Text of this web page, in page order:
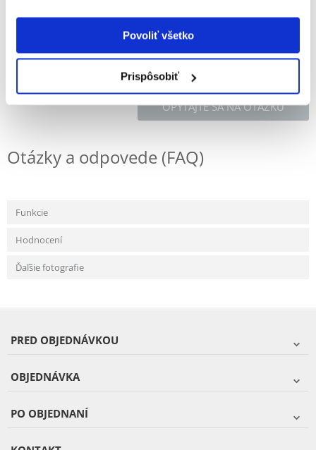
Povoliť všetko
Prispôsobiť
Popis
OPÝTAJTE SA NA OTÁZKU
Otázky a odpovede (FAQ)
Funkcie
Hodnocení
Ďaľšie fotografie
PRED OBJEDNÁVKOU
OBJEDNÁVKA
PO OBJEDNANÍ